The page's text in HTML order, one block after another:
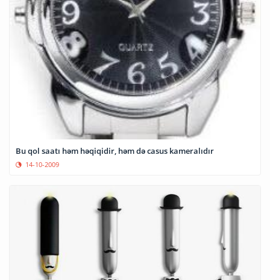
Bu qol saatı həm həqiqidir, həm də casus kameralıdır
14-10-2009